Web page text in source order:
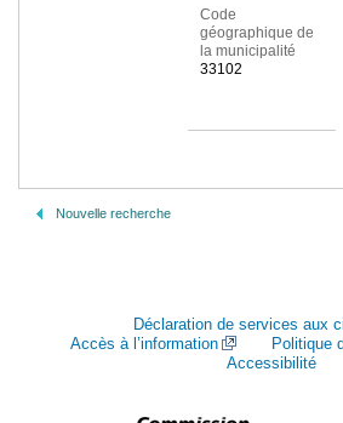
Code
géographique de
la municipalité
33102
Nouvelle recherche
Déclaration de services aux
Accès à l’information
Politique
Accessibilité